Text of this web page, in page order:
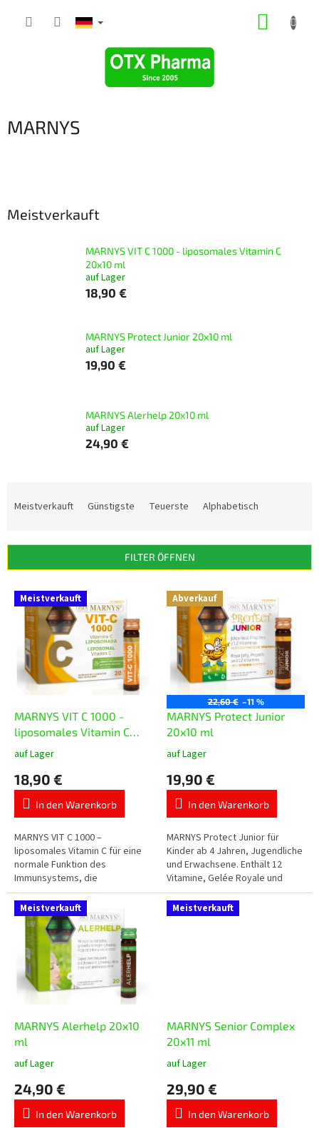
MARNYS
Meistverkauft
MARNYS VIT C 1000 - liposomales Vitamin C
20x10 ml
auf Lager
18,90 €
MARNYS Protect Junior 20x10 ml
auf Lager
19,90 €
MARNYS Alerhelp 20x10 ml
auf Lager
24,90 €
k
Meistverkauft Günstigste Teuerste Alphabetisch
FILTER ÖFFNEN
Meistverkauft
MARNYS VIT C 1000 -
liposomales Vitamin C
20x10 ml
Die
Produktbewertung
ist
5,0
5
Sternen.
auf Lager
18,90 €
In den Warenkorb
MARNYS VIT C 1000 –
liposomales Vitamin C für eine
normale Funktion des
Immunsystems, die
Verringerung von Müdigkeit und
den Schutz der Zellen vor
oxidativem Stress. Jede...
Abverkauf
22,60 € –11 %
MARNYS Protect Junior
20x10 ml
Die
Produktbewertung
ist
5,0
5
Sternen.
auf Lager
19,90 €
In den Warenkorb
MARNYS Protect Junior für
Kinder ab 4 Jahren, Jugendliche
und Erwachsene. Enthält 12
Vitamine, Gelée Royale und
gereinigtes Propolis in
praktischen Einzeldosis-
Trinkampullen mit...
Meistverkauft
MARNYS Alerhelp 20x10
ml
Die
Produktbewertung
ist
5,0
auf Lager
24,90 €
In den Warenkorb
Meistverkauft
MARNYS Senior Complex
20x11 ml
Die
Produktbewertung
ist
5,0
auf Lager
29,90 €
In den Warenkorb